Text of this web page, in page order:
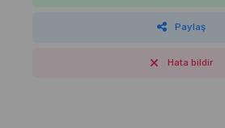
Paylaş
Hata bildir